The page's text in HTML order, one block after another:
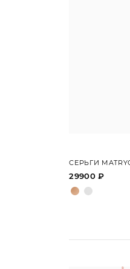
СЕРЬГИ
29900 ₽